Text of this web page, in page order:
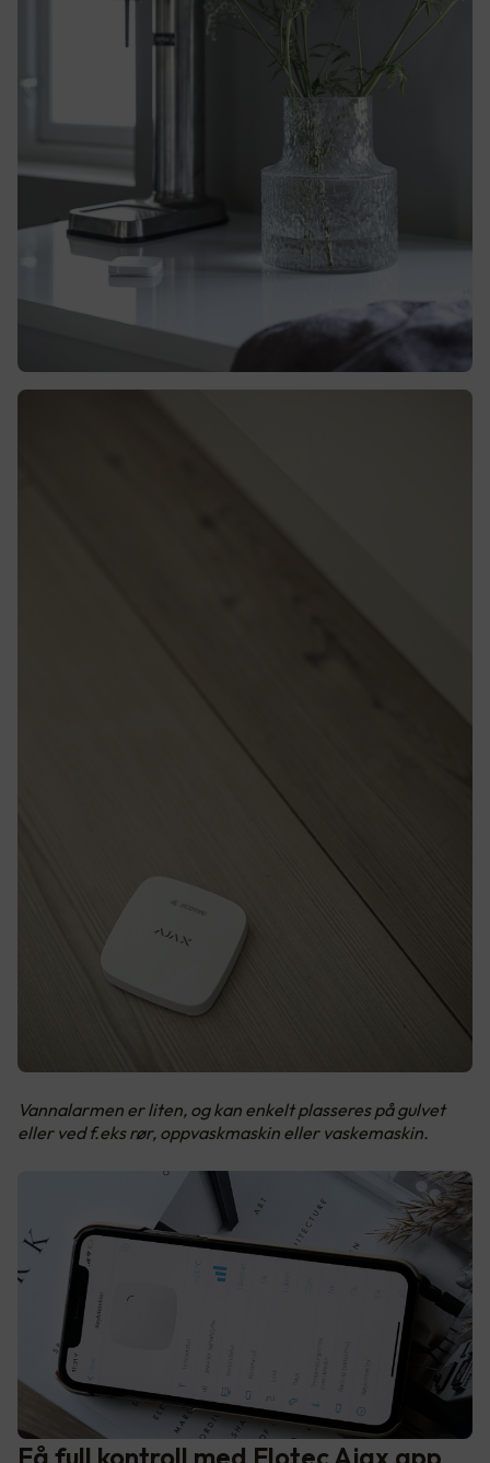
Vannalarmen er liten, og kan enkelt plasseres på gulvet
eller ved f.eks rør, oppvaskmaskin eller vaskemaskin.